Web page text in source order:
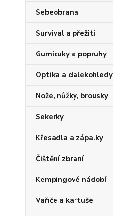
Sebeobrana
Survival a přežití
Gumicuky a popruhy
Optika a dalekohledy
Nože, nůžky, brousky
Sekerky
Křesadla a zápalky
Čištění zbraní
Kempingové nádobí
Vařiče a kartuše